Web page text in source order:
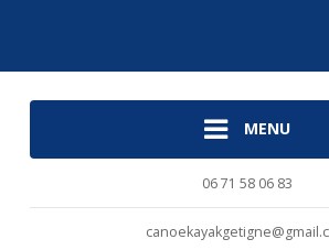
MENU
06 71 58 06 83